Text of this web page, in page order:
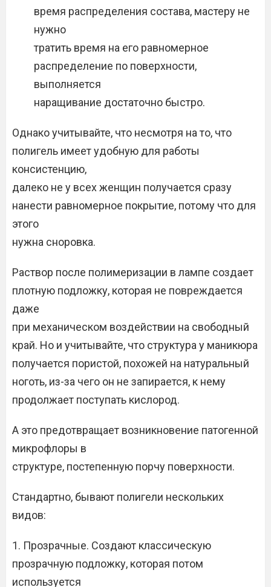
время распределения состава, мастеру не
нужно
тратить время на его равномерное
распределение по поверхности,
выполняется
наращивание достаточно быстро.
Однако учитывайте, что несмотря на то, что
полигель имеет удобную для работы
консистенцию,
далеко не у всех женщин получается сразу
нанести равномерное покрытие, потому что для
этого
нужна сноровка.
Раствор после полимеризации в лампе создает
плотную подложку, которая не повреждается
даже
при механическом воздействии на свободный
край. Но и учитывайте, что структура у маникюра
получается пористой, похожей на натуральный
ноготь, из-за чего он не запирается, к нему
продолжает поступать кислород.
А это предотвращает возникновение патогенной
микрофлоры в
структуре, постепенную порчу поверхности.
Стандартно, бывают полигели нескольких
видов:
1. Прозрачные. Создают классическую
прозрачную подложку, которая потом
используется